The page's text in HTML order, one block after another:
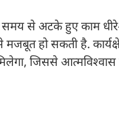
से अटके हुए काम धीरे-
हो सकती है.
जिससे आत्मविश्वास